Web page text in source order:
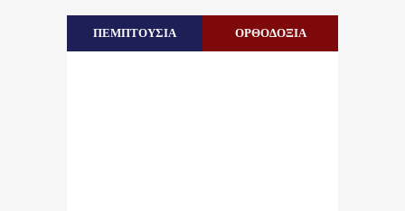
ΠΕΜΠΤΟΥΣΙΑ ΟΡΘΟΔΟΞΙΑ